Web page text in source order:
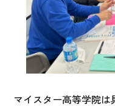
マイスター高等学院は